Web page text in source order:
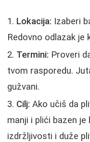
Lokacija: Izaberi
Redovno odlazak je
Termini: Proveri
tvom rasporedu.
gužvani.
Cilj: Ako učiš da
manji i plići bazen
izdržljivosti i duže